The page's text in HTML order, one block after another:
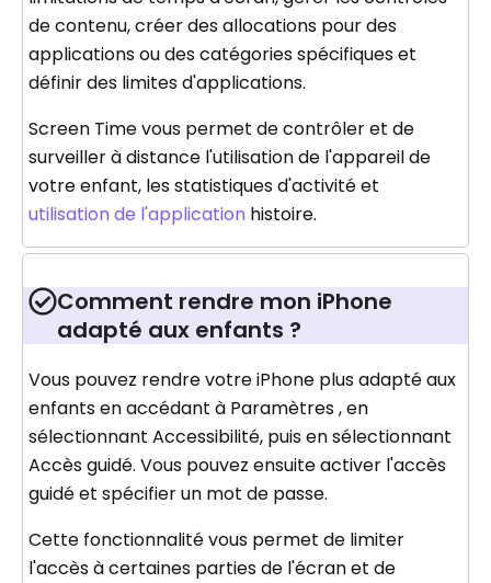
de contenu, créer des allocations pour des
applications ou des catégories spécifiques et
définir des limites d'applications.
Screen Time vous permet de contrôler et de
surveiller à distance l'utilisation de l'appareil de
votre enfant, les statistiques d'activité et
utilisation de l'application histoire.
Comment rendre mon iPhone
adapté aux enfants ?
Vous pouvez rendre votre iPhone plus adapté aux
enfants en accédant à Paramètres , en
sélectionnant Accessibilité, puis en sélectionnant
Accès guidé. Vous pouvez ensuite activer l'accès
guidé et spécifier un mot de passe.
Cette fonctionnalité vous permet de limiter
l'accès à certaines parties de l'écran et de